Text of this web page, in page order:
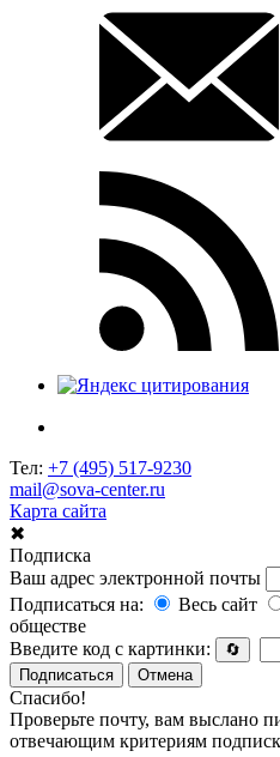
Тел: +7 (495) 517-9230
mail@sova-center.ru
Карта сайта
✖
Подписка
Ваш адрес электронной почты
Подписаться на:
Весь сайт
обществе
Введите код с картинки:
🔄
Подписаться
Отмена
Спасибо!
Проверьте почту, вам выслано
отвечающим критериям